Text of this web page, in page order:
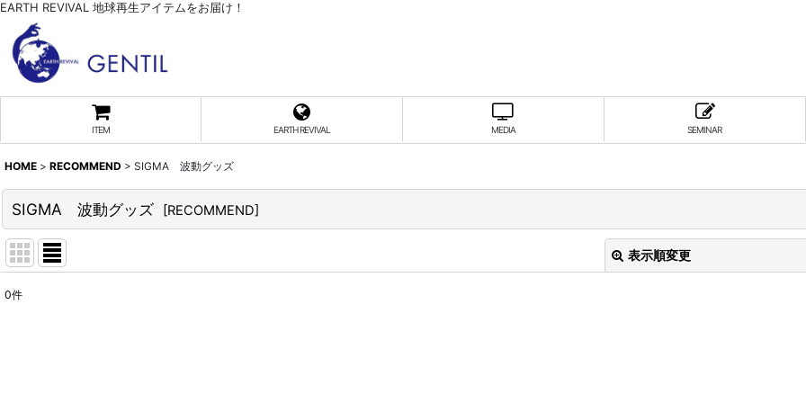
EARTH REVIVAL 地球再生アイテムをお届け！
ITEM EARTH REVIVAL MEDIA SEMINAR
HOME > RECOMMEND > SIGMA 波動グッズ
SIGMA 波動グッズ [RECOMMEND]
表示順変更
0件